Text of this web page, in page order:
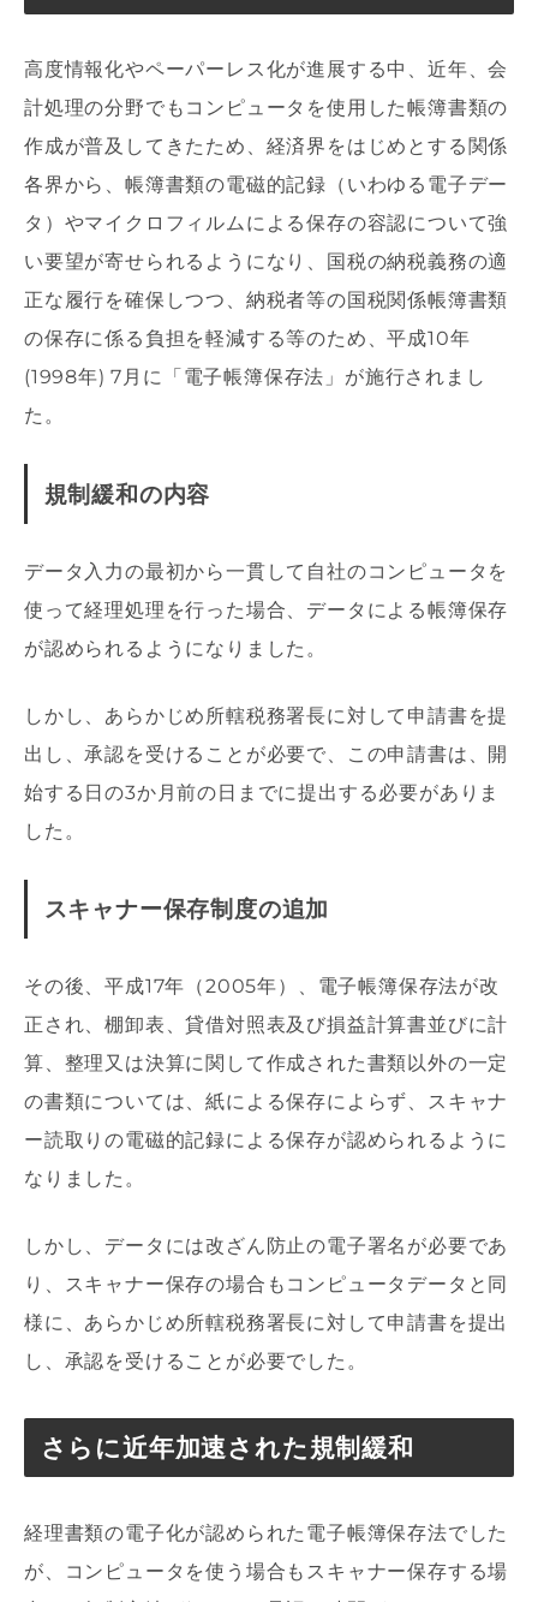
高度情報化やペーパーレス化が進展する中、近年、会
計処理の分野でもコンピュータを使用した帳簿書類の
作成が普及してきたため、経済界をはじめとする関係
各界から、帳簿書類の電磁的記録（いわゆる電子デー
タ）やマイクロフィルムによる保存の容認について強
い要望が寄せられるようになり、国税の納税義務の適
正な履行を確保しつつ、納税者等の国税関係帳簿書類
の保存に係る負担を軽減する等のため、平成10年
(1998年) 7月に「電子帳簿保存法」が施行されまし
た。
規制緩和の内容
データ入力の最初から一貫して自社のコンピュータを
使って経理処理を行った場合、データによる帳簿保存
が認められるようになりました。
しかし、あらかじめ所轄税務署長に対して申請書を提
出し、承認を受けることが必要で、この申請書は、開
始する日の3か月前の日までに提出する必要がありま
した。
スキャナー保存制度の追加
その後、平成17年（2005年）、電子帳簿保存法が改
正され、棚卸表、貸借対照表及び損益計算書並びに計
算、整理又は決算に関して作成された書類以外の一定
の書類については、紙による保存によらず、スキャナ
ー読取りの電磁的記録による保存が認められるように
なりました。
しかし、データには改ざん防止の電子署名が必要であ
り、スキャナー保存の場合もコンピュータデータと同
様に、あらかじめ所轄税務署長に対して申請書を提出
し、承認を受けることが必要でした。
さらに近年加速された規制緩和
経理書類の電子化が認められた電子帳簿保存法でした
が、コンピュータを使う場合もスキャナー保存する場